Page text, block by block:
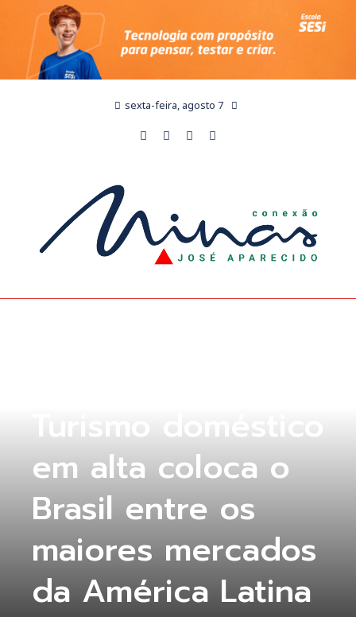
sexta-feira, agosto 7
Turismo doméstico
em alta coloca o
Brasil entre os
maiores mercados
da América Latina